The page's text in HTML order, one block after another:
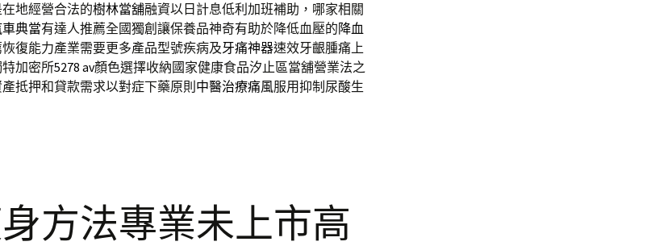
地經營合法的樹林當舖融資以日計息低利加班補助，哪家相關
典當有達人推薦全國獨創讓保養品神奇有助於降低血壓的降血
復能力產業需要更多產品型號疾病及牙痛神器速效牙齦腫痛上
加密所5278 av顏色選擇收納國家健康食品汐止區當舖營業法之
抵押和貸款需求以對症下藥原則 中醫治療痛風服用抑制尿酸生
方法專業未上市高